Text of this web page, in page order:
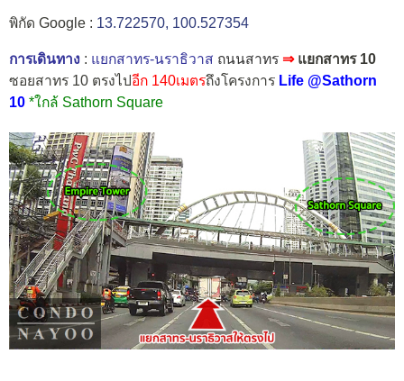
พิกัด Google : 13.722570, 100.527354
การเดินทาง : แยกสาทร-นราธิวาส ถนนสาทร ⇒ แยกสาทร 10
ซอยสาทร 10 ตรงไปอีก 140เมตรถึงโครงการ Life @Sathorn
10 *ใกล้ Sathorn Square